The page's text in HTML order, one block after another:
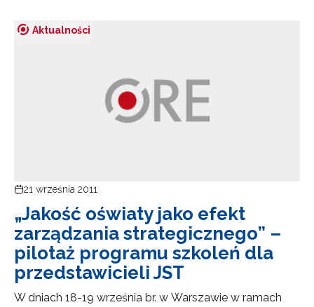
Aktualności
21 września 2011
„Jakość oświaty jako efekt
zarządzania strategicznego” –
pilotaż programu szkoleń dla
przedstawicieli JST
W dniach 18-19 września br. w Warszawie w ramach
informacjami
o szkoleniach i programach.
Adres e-mail:
Wyrażam zgodę na przetwarzanie moich danych